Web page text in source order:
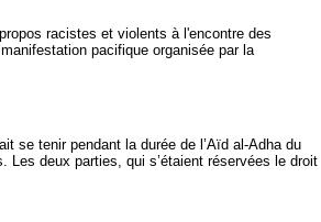
racistes et violents à l'encontre des
pacifique organisée par la
se tenir pendant la durée de l’Aïd al-Adha du
Les deux parties, qui s’étaient réservées le droit